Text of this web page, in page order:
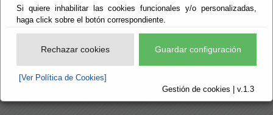
Si quiere inhabilitar las cookies funcionales y/o personalizadas,
haga click sobre el botón correspondiente.
Rechazar cookies Guardar configuración
[Ver Política de Cookies]
Gestión de cookies | v.1.3
Régimen de sustituciones Diputados/Delegados